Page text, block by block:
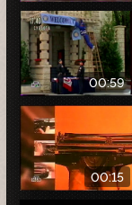
00:59
00:15